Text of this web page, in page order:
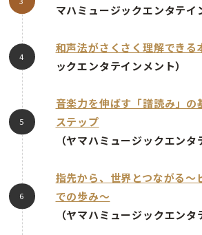
マハミュージックエンタテイ
和声法がさくさく理解できる
ックエンタテインメント）
音楽力を伸ばす「譜読み」
ステップ
（ヤマハミュージックエンタ
指先から、世界とつながる～
での歩み～
（ヤマハミュージックエンタ